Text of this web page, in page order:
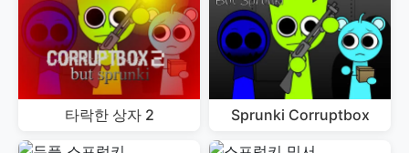
타락한 상자 2 Sprunki Corruptbox